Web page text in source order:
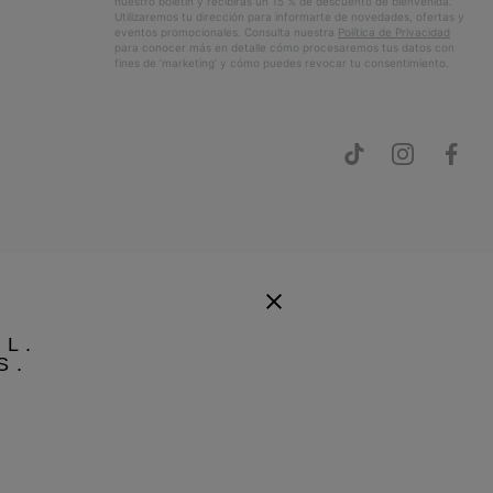
Utilizaremos tu dirección para informarte de novedades, ofertas y
eventos promocionales. Consulta nuestra Política de Privacidad
para conocer más en detalle cómo procesaremos tus datos con
fines de ’marketing’ y cómo puedes revocar tu consentimiento.